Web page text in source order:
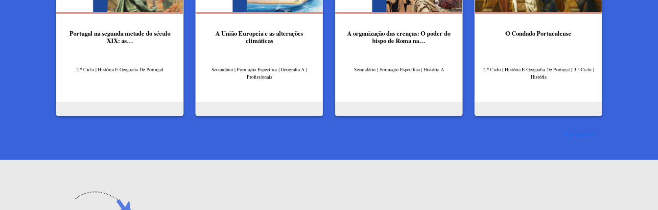
Portugal na segunda metade do século
XIX: as…
2.º Ciclo | História E Geografia De Portugal
A União Europeia e as alterações
climáticas
Secundário | Formação Específica | Geografia A |
Profissionais
A organização das crenças: O poder do
bispo de Roma na…
Secundário | Formação Específica | História A
O Condado Portucalense
2.º Ciclo | História E Geografia De Portugal | 3.º Ciclo |
História
Ver mais